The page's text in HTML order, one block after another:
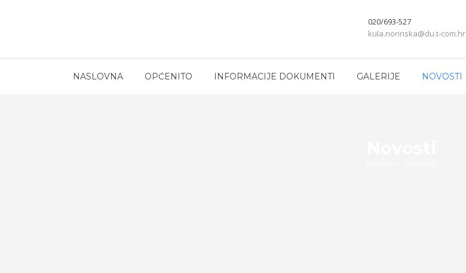
020/693-527
kula.norinska@du.t-com.hr
NASLOVNA OPĆENITO INFORMACIJE DOKUMENTI GALERIJE NOVOSTI